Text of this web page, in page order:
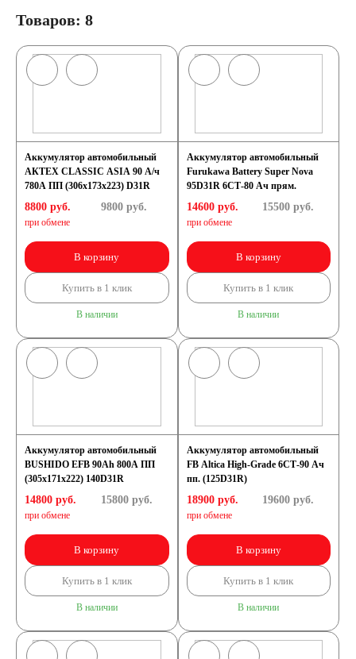
Товаров: 8
Аккумулятор автомобильный
АКТЕХ CLASSIC ASIA 90 А/ч
780А ПП (306x173x223) D31R
8800 руб.
при обмене
9800руб.
В корзину
Купить в 1 клик
В наличии
Аккумулятор автомобильный
Furukawa Battery Super Nova
95D31R 6СТ-80 Ач прям.
14600 руб.
при обмене
15500 руб.
В корзину
Купить в 1 клик
В наличии
Аккумулятор автомобильный
BUSHIDO EFB 90Ah 800A ПП
(305x171x222) 140D31R
14800 руб.
при обмене
15800руб.
В корзину
Купить в 1 клик
В наличии
Аккумулятор автомобильный
FB Altica High-Grade 6СТ-90 Ач
пп. (125D31R)
18900 руб.
при обмене
19600 руб.
В корзину
Купить в 1 клик
В наличии